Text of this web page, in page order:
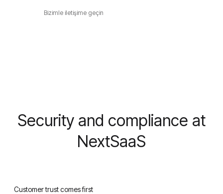
Bizimle iletişime geçin
Security and compliance at
NextSaaS
Customer trust comes first